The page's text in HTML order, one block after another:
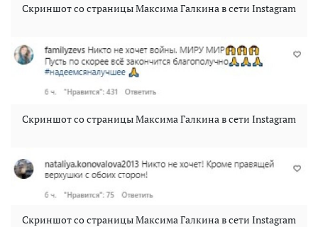
Скриншот со страницы Максима Галкина в сети Instagram
Скриншот со страницы Максима Галкина в сети Instagram
Скриншот со страницы Максима Галкина в сети Instagram